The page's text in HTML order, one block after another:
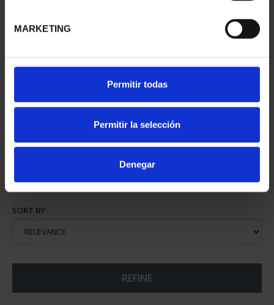
MARKETING
Permitir todas
Permitir la selección
Denegar
SPANISH CAPITALS -
€73.00
SORT BY:
REFINE